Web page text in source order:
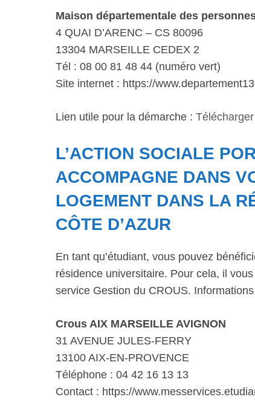
Maison départementale des
4 QUAI D’ARENC – CS 80096
13304 MARSEILLE CEDEX 2
Tél : 08 00 81 48 44 (numéro vert)
Site internet : https://
Lien utile pour la démarche :
L’ACTION SOCIALE
ACCOMPAGNE DANS
LOGEMENT DANS LA
CÔTE D’AZUR
En tant qu’étudiant, vous pouvez
résidence universitaire. Pour cela, il
service Gestion du CROUS.
Crous AIX MARSEILLE AVIGNON
31 AVENUE JULES-FERRY
13100 AIX-EN-PROVENCE
Téléphone : 04 42 16 13 13
Contact : https://